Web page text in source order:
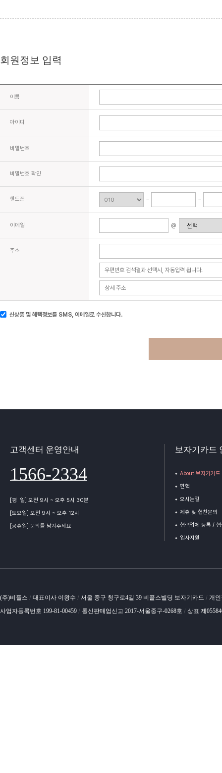
회원정보 입력
이름
아이디
비밀번호
비밀번호 확인
핸드폰
이메일 @
주소
신상품 및 혜택정보를 SMS, 이메일로 수신합니다.
고객센터 운영안내
1566-2334
[평 일] 오전 9시 ~ 오후 5시 30분
[토요일] 오전 9시 ~ 오후 12시
[공휴일] 문의를 남겨주세요
보자기카드
About 보자기카드
연혁
오시는길
제휴 및 협찬문의
협력업체 등록 /
입사지원
(주)비플스 / 대표이사 이왕수 / 서울 중구 청구로4길 39 비플스빌딩 보자기카드 / 개
사업자등록번호 199-81-00459 / 통신판매업신고 2017-서울중구-0268호 / 상표 제